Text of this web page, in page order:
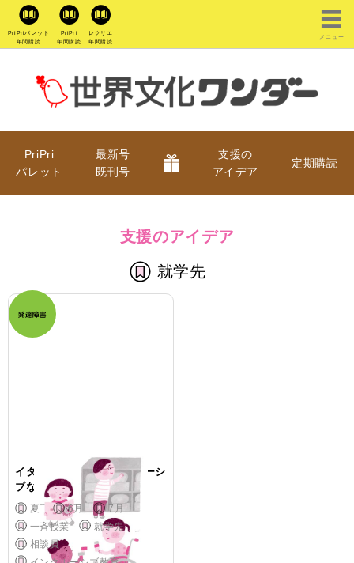
PriPriパレット
年間購読
PriPri
年間購読
レクリエ
年間購読
メニュー
PriPri
パレット
最新号
既刊号
支援の
アイデア
定期購読
支援のアイデア
就学先
イタリアに学ぶ、インクルーシ
ブな教育とは
夏 6月
7月
一斉授業
就学先
相談員